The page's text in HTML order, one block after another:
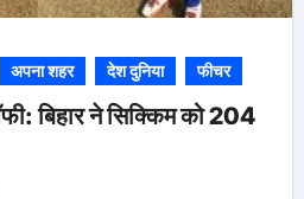
अपना शहर देश दुनिया फीचर
बिहार ने सिक्किम को 204